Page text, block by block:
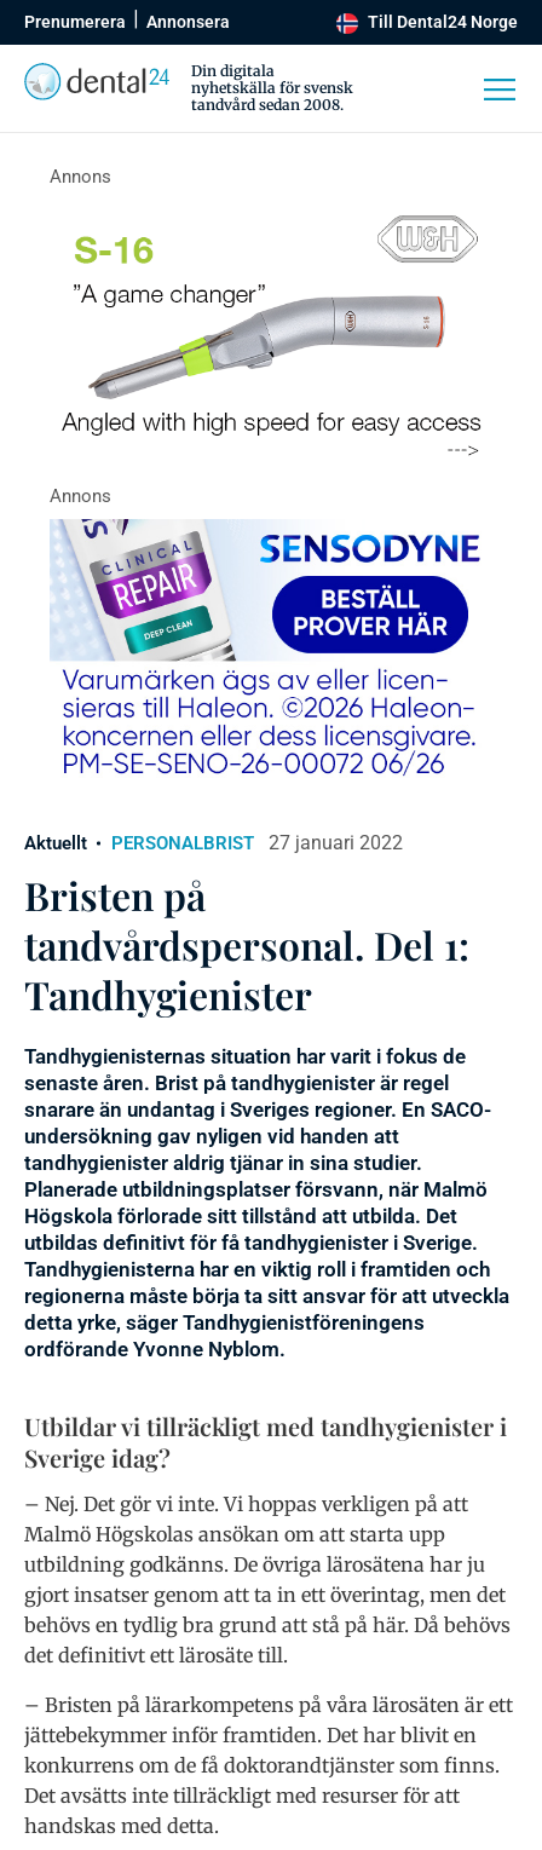
Prenumerera Annonsera Till Dental24 Norge
Din digitala
nyhetskälla för svensk
tandvård sedan 2008.
Aktuellt PERSONALBRIST 27 januari 2022
Bristen på
tandvårdspersonal. Del 1:
Tandhygienister
Tandhygienisternas situation har varit i fokus de
senaste åren. Brist på tandhygienister är regel
snarare än undantag i Sveriges regioner. En SACO-
undersökning gav nyligen vid handen att
tandhygienister aldrig tjänar in sina studier.
Planerade utbildningsplatser försvann, när Malmö
Högskola förlorade sitt tillstånd att utbilda. Det
utbildas definitivt för få tandhygienister i Sverige.
Tandhygienisterna har en viktig roll i framtiden och
regionerna måste börja ta sitt ansvar för att utveckla
detta yrke, säger Tandhygienistföreningens
ordförande Yvonne Nyblom.
Utbildar vi tillräckligt med tandhygienister i
Sverige idag?
– Nej. Det gör vi inte. Vi hoppas verkligen på att
Malmö Högskolas ansökan om att starta upp
utbildning godkänns. De övriga lärosätena har ju
gjort insatser genom att ta in ett överintag, men det
behövs en tydlig bra grund att stå på här. Då behövs
det definitivt ett lärosäte till.
– Bristen på lärarkompetens på våra lärosäten är ett
jättebekymmer inför framtiden. Det har blivit en
konkurrens om de få doktorandtjänster som finns.
Det avsätts inte tillräckligt med resurser för att
handskas med detta.